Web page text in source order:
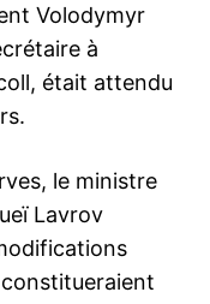
Volodymyr
à
était attendu
le ministre
Lavrov